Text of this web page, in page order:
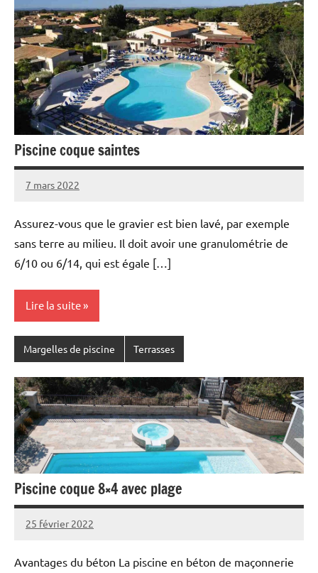
Piscine coque saintes
7 mars 2022
Assurez-vous que le gravier est bien lavé, par exemple
sans terre au milieu. Il doit avoir une granulométrie de
6/10 ou 6/14, qui est égale […]
Lire la suite
Margelles de piscine Terrasses
Piscine coque 8×4 avec plage
25 février 2022
Avantages du béton La piscine en béton de maçonnerie